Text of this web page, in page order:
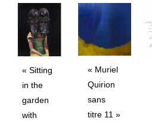
« Sitting
in the
garden
with
« Muriel
Quirion
sans
titre 11 »